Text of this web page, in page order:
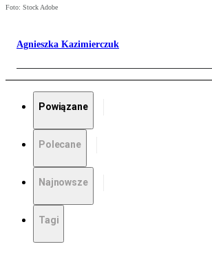
Foto: Stock Adobe
Agnieszka Kazimierczuk
Powiązane
Polecane
Najnowsze
Tagi